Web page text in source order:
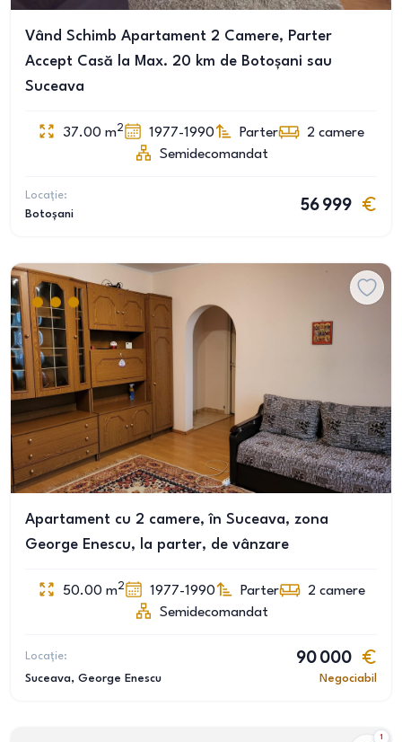
Vând Schimb Apartament 2 Camere, Parter
Accept Casă la Max. 20 km de Botoșani sau
Suceava
37.00 m2 1977-1990 Parter 2 camere
Semidecomandat
Locație:
Botoșani
56 999
Apartament cu 2 camere, în Suceava, zona
George Enescu, la parter, de vânzare
50.00 m2 1977-1990 Parter 2 camere
Semidecomandat
Locație:
Suceava, George Enescu
90 000
Negociabil
1